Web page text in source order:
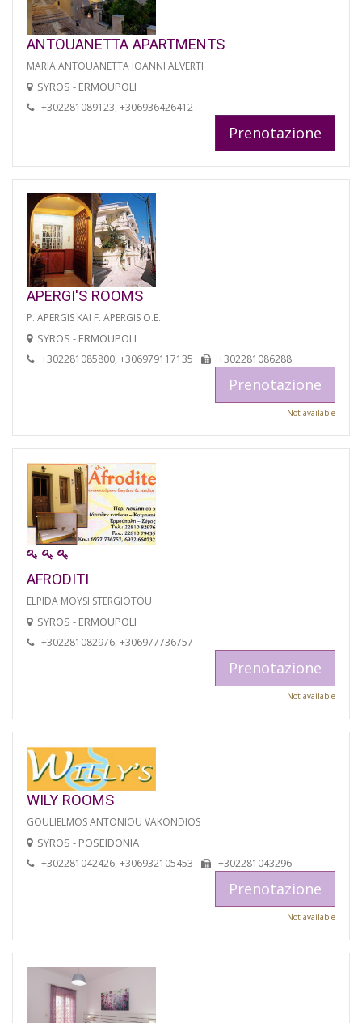
ANTOUANETTA APARTMENTS
MARIA ANTOUANETTA IOANNI ALVERTI
SYROS - ERMOUPOLI
+302281089123, +306936426412
Prenotazione
APERGI'S ROOMS
P. APERGIS KAI F. APERGIS O.E.
SYROS - ERMOUPOLI
+302281085800, +306979117135 +302281086288
Prenotazione
Not available
AFRODITI
ELPIDA MOYSI STERGIOTOU
SYROS - ERMOUPOLI
+302281082976, +306977736757
Prenotazione
Not available
WILY ROOMS
GOULIELMOS ANTONIOU VAKONDIOS
SYROS - POSEIDONIA
+302281042426, +306932105453 +302281043296
Prenotazione
Not available